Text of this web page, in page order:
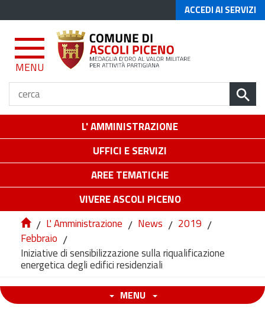
ACCEDI AI SERVIZI
MENU
L' AMMINISTRAZIONE
UFFICI E SERVIZI
AREE TEMATICHE
VIVERE ASCOLI PICENO
/ L' Amministrazione / News / 2019 /
Febbraio /
Iniziative di sensibilizzazione sulla riqualificazione
energetica degli edifici residenziali
MENU